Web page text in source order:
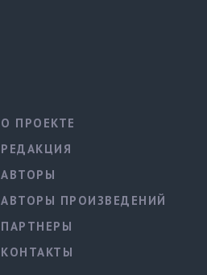
О ПРОЕКТЕ
РЕДАКЦИЯ
АВТОРЫ
АВТОРЫ ПРОИЗВЕДЕНИЙ
ПАРТНЕРЫ
КОНТАКТЫ